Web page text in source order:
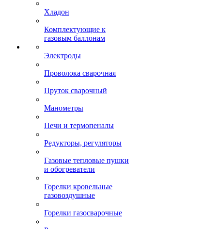
Хладон
Комплектующие к
газовым баллонам
Электроды
Проволока сварочная
Пруток сварочный
Манометры
Печи и термопеналы
Редукторы, регуляторы
Газовые тепловые пушки
и обогреватели
Горелки кровельные
газовоздушные
Горелки газосварочные